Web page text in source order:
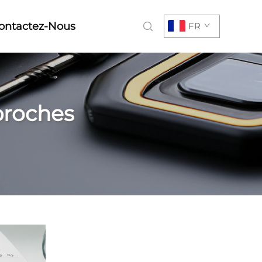
Nous FR